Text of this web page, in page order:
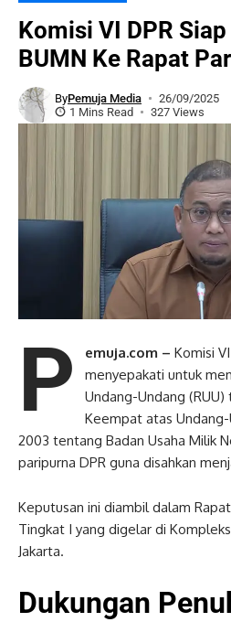
Komisi VI DPR Siap
BUMN Ke Rapat
ByPemuja Media
26/09/2025
1 Mins Read
327 Views
P emuja.com – Komisi
menyepakati untuk
Undang-Undang
Keempat atas
2003 tentang Badan Usaha Milik
paripurna DPR guna disahkan
Keputusan ini diambil dalam
Tingkat I yang digelar di
Jakarta.
Dukungan